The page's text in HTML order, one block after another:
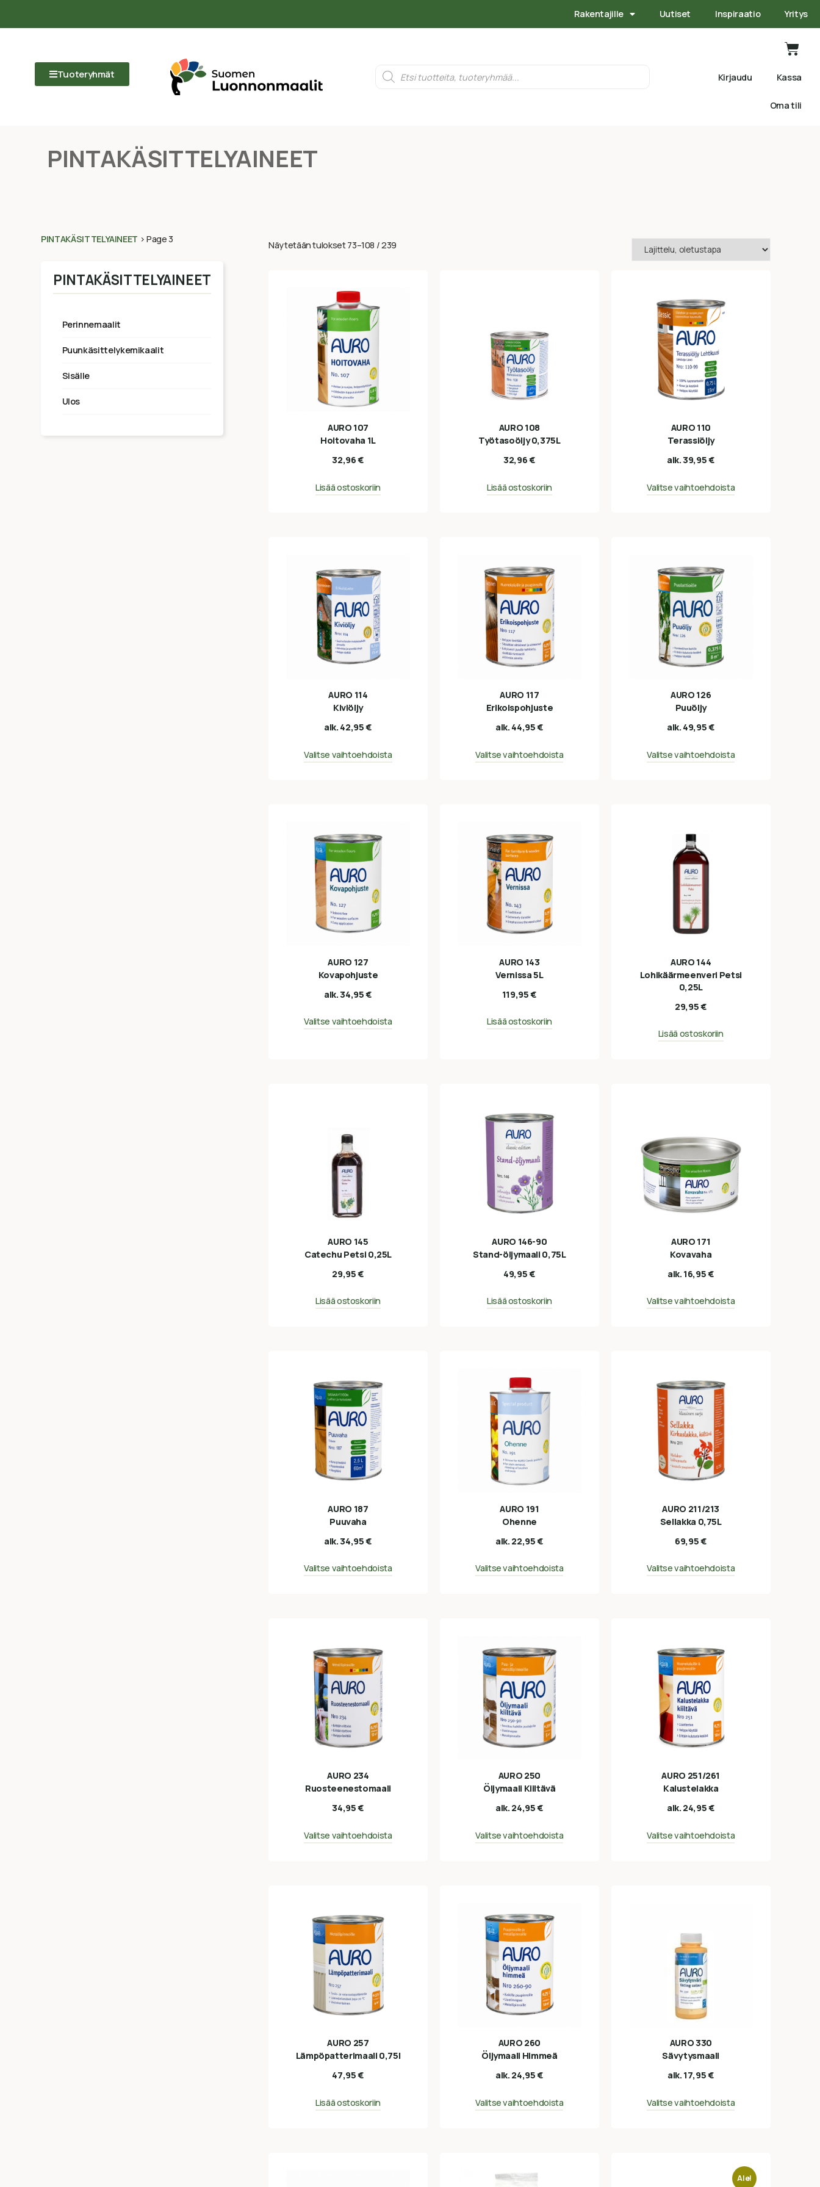
Rakentajille Uutiset Inspiraatio Yritys
Tuoteryhmät Kirjaudu Kassa
Oma tili
PINTAKÄSITTELYAINEET
PINTAKÄSITTELYAINEET > Page 3
PINTAKÄSITTELYAINEET
perinnemaalit
puunkäsittelykemikaalit
sisälle
ulos
Näytetään tulokset 73–108 / 239
AURO 107
Hoitovaha 1L
32,96€
Lisää ostoskoriin
AURO 108
Työtasoöljy 0,375L
32,96€
Lisää ostoskoriin
AURO 110
Terassiöljy
alk.39,95€
Valitse vaihtoehdoista
AURO 114
Kiviöljy
alk. 42,95€
Valitse vaihtoehdoista
AURO 117
Erikoispohjuste
alk. 44,95€
Valitse vaihtoehdoista
AURO 126
Puuöljy
alk. 49,95€
Valitse vaihtoehdoista
AURO 127
Kovapohjuste
alk.34,95€
Valitse vaihtoehdoista
AURO 143
Vernissa 5L
119,95€
Lisää ostoskoriin
AURO 144
Lohikäärmeenveri Petsi
0,25L
29,95€
Lisää ostoskoriin
AURO 145
Catechu Petsi 0,25L
29,95€
Lisää ostoskoriin
AURO 146-90
Stand-öljymaali 0,75L
49,95€
Lisää ostoskoriin
AURO 171
Kovavaha
alk. 16,95€
Valitse vaihtoehdoista
AURO 187
Puuvaha
alk.34,95€
Valitse vaihtoehdoista
AURO 191
Ohenne
alk. 22,95€
Valitse vaihtoehdoista
AURO 211/213
Sellakka 0,75L
69,95€
Valitse vaihtoehdoista
AURO 234
Ruosteenestomaali
34,95€
Valitse vaihtoehdoista
AURO 250
Öljymaali Kiiltävä
alk. 24,95€
Valitse vaihtoehdoista
AURO 251/261
Kalustelakka
alk. 24,95€
Valitse vaihtoehdoista
AURO 257
Lämpöpatterimaali 0,75l
47,95€
Lisää ostoskoriin
AURO 260
Öljymaali Himmeä
alk. 24,95€
Valitse vaihtoehdoista
AURO 330
Sävytysmaali
alk. 17,95€
Valitse vaihtoehdoista
Ale!